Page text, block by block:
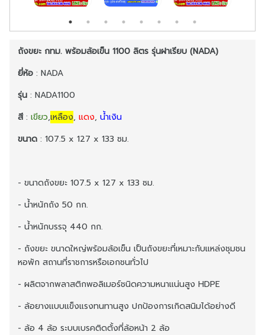
ถังขยะ กทม. พร้อมล้อเข็น 1100 ลิตร รุ่นฝาเรียบ (NADA)
ยี่ห้อ : NADA
รุ่น : NADA1100
สี: เขียว,เหลือง, แดง, น้ำเงิน
ขนาด : 107.5 x 127 x 133 ซม.
- ขนาดถังขยะ 107.5 x 127 x 133 ซม.
- น้ำหนักถัง 50 กก.
- น้ำหนักบรรจุ 440 กก.
- ถังขยะ ขนาดใหญ่พร้อมล้อเข็น เป็นถังขยะที่เหมาะกับแหล่งชุมชน
หอพัก สถานที่ราชการหรือเอกชนทั่วไป
- ผลิตจากพลาสติกพอลิเมอร์ชนิดความหนาแน่นสูง HDPE
- ล้อยางแบบแข็งแรงทนทานสูง ปกป้องการเกิดสนิมได้อย่างดี
- ล้อ 4 ล้อ ระบบเบรคติดตั้งที่ล้อหน้า 2 ล้อ